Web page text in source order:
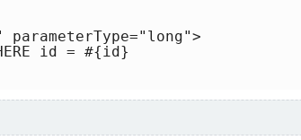
parameterType="long">
id = #{id}